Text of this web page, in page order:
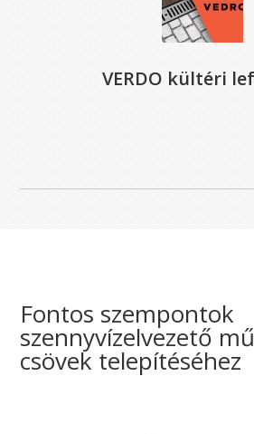
VERDO kültéri
Fontos szempontok
szennyvízelvezető
csövek telepítéséhez